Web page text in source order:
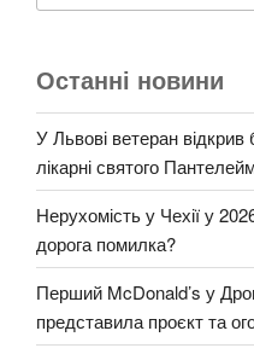
Останні новини
У Львові ветеран
лікарні святого
Нерухомість у Чехії у
дорога помилка?
Перший McDonald’s у
представила проєкт та